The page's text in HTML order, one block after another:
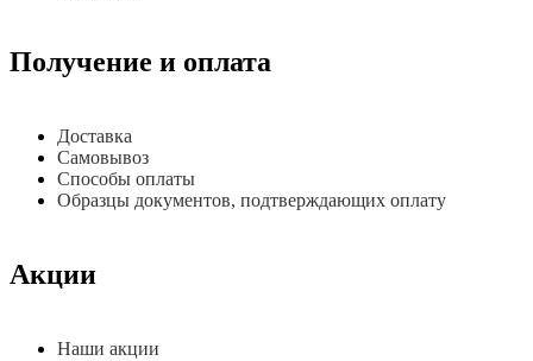
Получение и оплата
Доставка
Самовывоз
Способы оплаты
Образцы документов, подтверждающих оплату
Акции
Наши акции